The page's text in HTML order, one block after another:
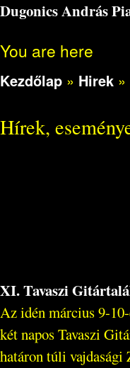
Dugonics András
You are here
Kezdőlap » Hirek »
Hírek,
XI. Tavaszi
Az idén március 9-
két napos Tavaszi
határon túli vajdasági